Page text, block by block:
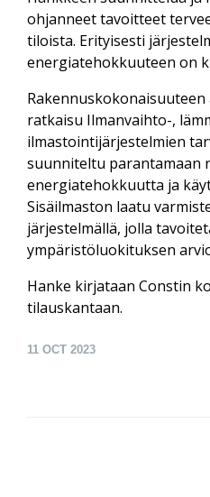
ohjanneet tavoitteet
tiloista. Erityisesti
energiatehokkuuteen on
ratkaisu Ilmanvaihto-,
ilmastointijärjestelmien
suunniteltu parantamaan
energiatehokkuutta ja
Sisäilmaston laatu
järjestelmällä, jolla
ympäristöluokituksen
Hanke kirjataan Constin
tilauskantaan.
11 OCT 2023